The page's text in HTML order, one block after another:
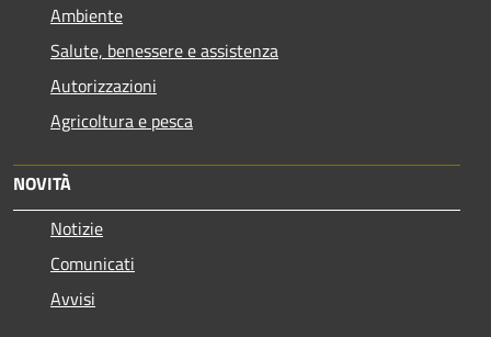
Ambiente
Salute, benessere e assistenza
Autorizzazioni
Agricoltura e pesca
NOVITÀ
Notizie
Comunicati
Avvisi